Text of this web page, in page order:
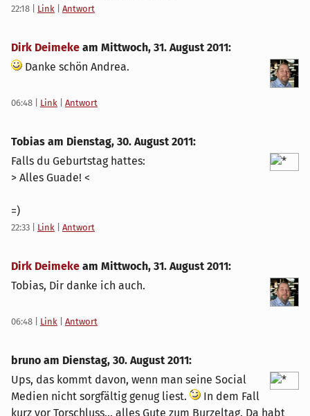
22:18 Link Antwort
Dirk Deimeke am Mittwoch, 31. August 2011:
Danke schön Andrea.
06:48 Link Antwort
Tobias am Dienstag, 30. August 2011:
Falls du Geburtstag hattes:
> Alles Guade! <
=)
22:33 Link Antwort
Dirk Deimeke am Mittwoch, 31. August 2011:
Tobias, Dir danke ich auch.
06:48 Link Antwort
bruno am Dienstag, 30. August 2011:
Ups, das kommt davon, wenn man seine Social
Medien nicht sorgfältig genug liest.
In dem Fall
kurz vor Torschluss... alles Gute zum Burzeltag. Da habt